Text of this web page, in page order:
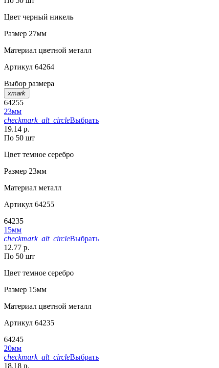
Цвет черный никель
Размер 27мм
Материал цветной металл
Артикул 64264
Выбор размера
xmark
64255
23мм
checkmark_alt_circleВыбрать
19.14 р.
По 50 шт
Цвет темное серебро
Размер 23мм
Материал металл
Артикул 64255
64235
15мм
checkmark_alt_circleВыбрать
12.77 р.
По 50 шт
Цвет темное серебро
Размер 15мм
Материал цветной металл
Артикул 64235
64245
20мм
checkmark_alt_circleВыбрать
18.18 р.